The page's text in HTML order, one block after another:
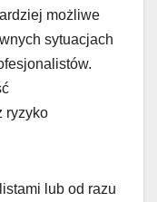
możliwe
sytuacjach
ryzyko
lub od razu